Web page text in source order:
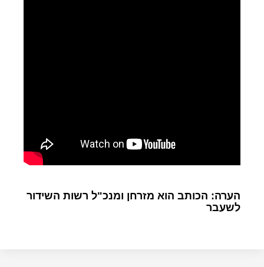
הערה: הכותב הוא מזרחן ומנכ"ל רשות השידור
לשעבר